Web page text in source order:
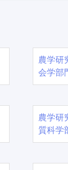
農学
会学部
農学
質科学